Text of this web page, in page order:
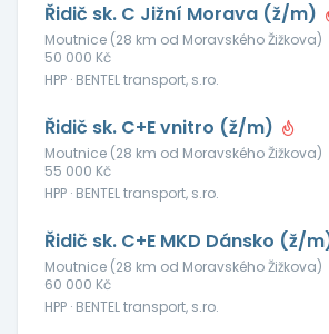
Řidič sk. C Jižní Morava (ž/m)
Moutnice (28 km od Moravského Žižkova)
50 000 Kč
HPP · BENTEL transport, s.ro.
Řidič sk. C+E vnitro (ž/m)
Moutnice (28 km od Moravského Žižkova)
55 000 Kč
HPP · BENTEL transport, s.ro.
Řidič sk. C+E MKD Dánsko (ž/
Moutnice (28 km od Moravského Žižkova)
60 000 Kč
HPP · BENTEL transport, s.ro.